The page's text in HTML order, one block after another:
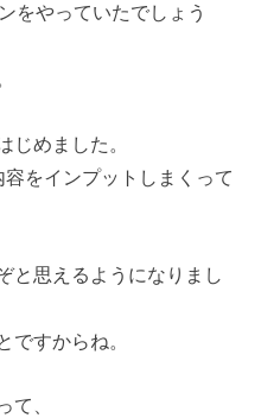
をやっていたでしょう
じめました。
をインプットしまくって
と思えるようになりまし
ですからね。
て、